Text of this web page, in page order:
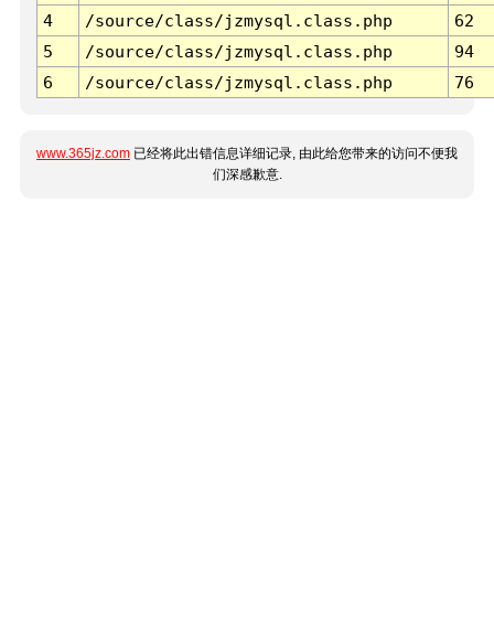
4
/source/class/jzmysql.class.php
62
5
/source/class/jzmysql.class.php
94
6
/source/class/jzmysql.class.php 76
www.365jz.com 已经将此出错信息详细记录, 由此给您带来的访问不便我
们深感歉意.